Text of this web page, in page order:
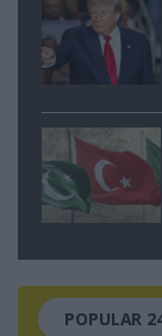
POPULAR